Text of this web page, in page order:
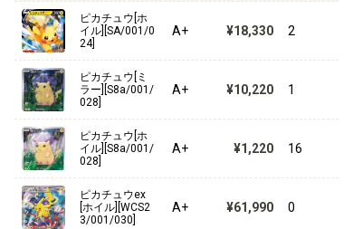
【XY】その他商品
【XY】プロモ
【BW】拡張パック
【BW】コンセプトパック など
【BW】構築デッキ
ピカチュウ[ホ
イル][SA/001/0
24]
A+ ¥18,330 2
ピカチュウ[ミ
ラー][S8a/001/
028]
A+ ¥10,220 1
ピカチュウ[ホ
イル][S8a/001/
028]
A+ ¥1,220 16
ピカチュウex
[ホイル][WCS2
3/001/030]
A+ ¥61,990 0